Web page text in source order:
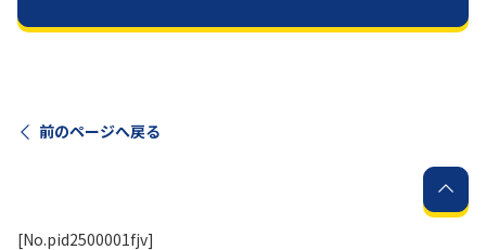
前のページへ戻る
[No.pid2500001fjv]